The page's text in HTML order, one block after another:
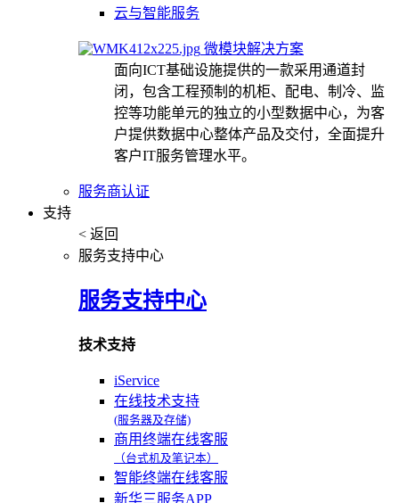
云与智能服务
微模块解决方案
面向ICT基础设施提供的一款采用通道封
闭，包含工程预制的机柜、配电、制冷、监
控等功能单元的独立的小型数据中心，为客
户提供数据中心整体产品及交付，全面提升
客户IT服务管理水平。
服务商认证
支持
< 返回
服务支持中心
服务支持中心
技术支持
iService
在线技术支持
(服务器及存储)
商用终端在线客服
（台式机及笔记本）
智能终端在线客服
新华三服务APP